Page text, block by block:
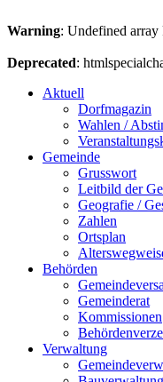
Warning: Undefined
Deprecated:
Aktuell
Dorfmagazin
Wahlen /
Gemeinde
Grusswort
Leitbild der
Geografie /
Zahlen
Ortsplan
Behörden
Gemeinderat
Kommissionen
Verwaltung